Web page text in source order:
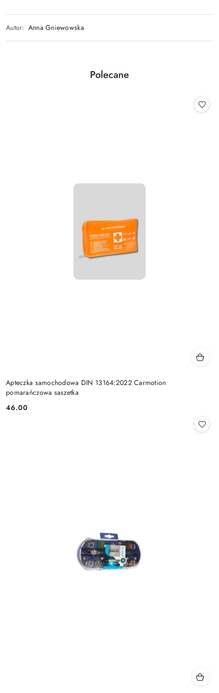
Autor: Anna Gniewowska
Pomiń karuzelę produktów
Produkty
Polecane
Apteczka samochodowa DIN 13164:2022 Carmotion
pomarańczowa saszetka
Cena:
46.00